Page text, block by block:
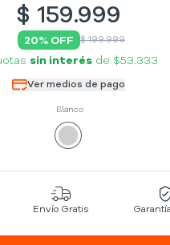
$ 159.999
20% OFF $ 199.999
sin interés de $53.333
Ver medios de pago
Blanco
Envío Gratis